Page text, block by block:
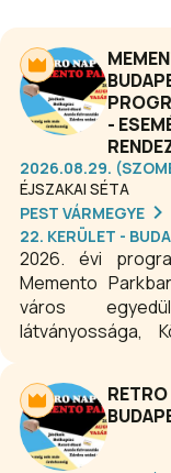
-
2026.08.29.
ÉJSZAKAI SÉTA
PEST VÁRMEGYE
22. KERÜLET -
2026. évi
Memento
város
látványossága,
egy diktatúrára
emlékeztet. A
mellett tematikus
várják a látogatókat.